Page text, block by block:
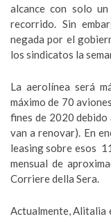
alcance con solo
recorrido. Sin
negada por el
los sindicatos la
La aerolínea será
máximo de 70
fines de 2020
van a renovar). En
leasing sobre esos
mensual de
Corriere della Sera.
Actualmente, Alitalia